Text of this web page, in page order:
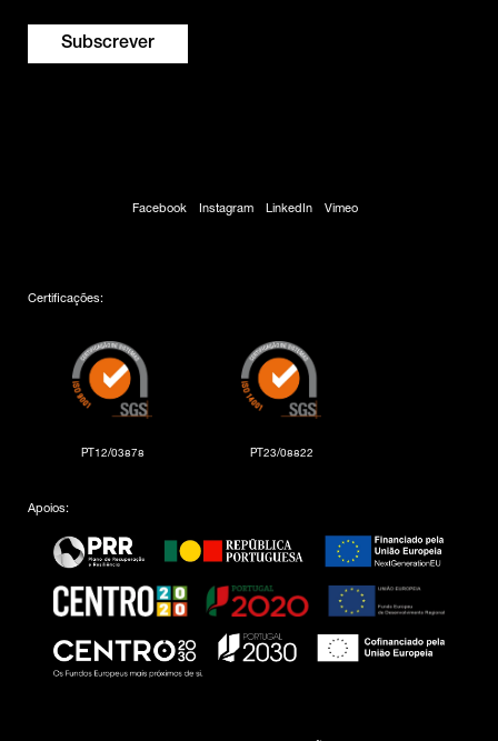
Certificações:
PT12/03878 PT23/08822
Apoios:
Facebook Instagram LinkedIn Vimeo